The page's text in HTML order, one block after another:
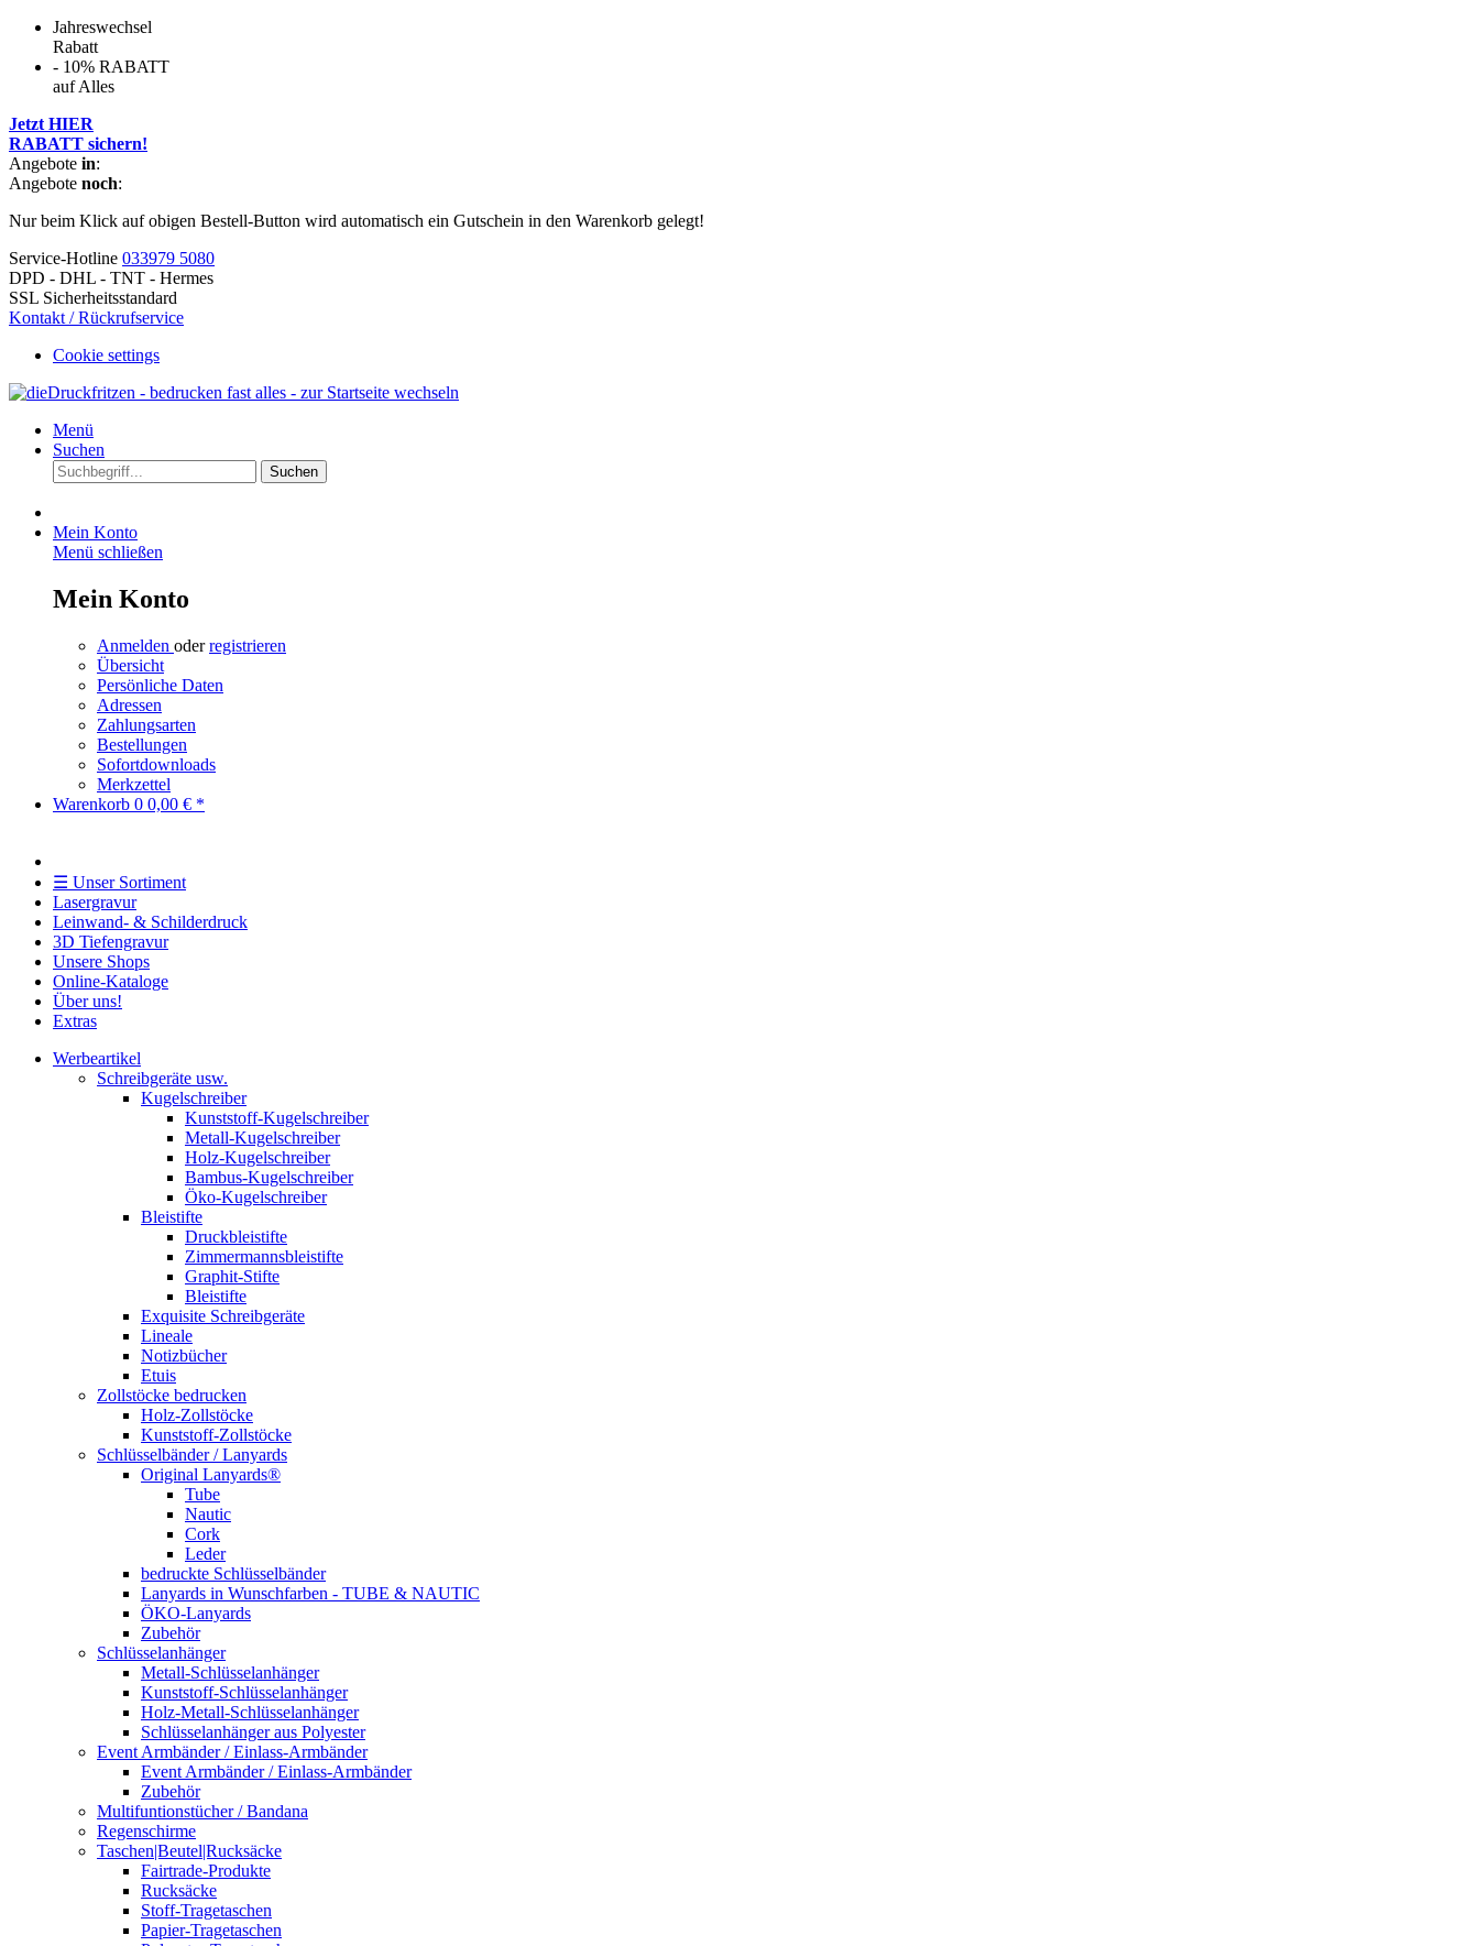
Jahreswechsel
Rabatt
- 10% RABATT
auf Alles
Jetzt HIER
RABATT sichern!
Angebote in:
Angebote noch:
Nur beim Klick auf obigen Bestell-Button wird automatisch ein Gutschein in den Warenkorb gelegt!
Service-Hotline 033979 5080
DPD - DHL - TNT - Hermes
SSL Sicherheitsstandard
Kontakt / Rückrufservice
Cookie settings
Menü
Suchen
Suchen
Mein Konto
Menü schließen
Mein Konto
Anmelden oderregistrieren
Übersicht
Persönliche Daten
Adressen
Zahlungsarten
Bestellungen
Sofortdownloads
Merkzettel
Warenkorb 0 0,00 € *
☰ Unser Sortiment
Lasergravur
Leinwand- & Schilderdruck
3D Tiefengravur
Unsere Shops
Online-Kataloge
Über uns!
Extras
Werbeartikel
Schreibgeräte usw.
Kugelschreiber
Kunststoff-Kugelschreiber
Metall-Kugelschreiber
Holz-Kugelschreiber
Bambus-Kugelschreiber
Öko-Kugelschreiber
Bleistifte
Druckbleistifte
Zimmermannsbleistifte
Graphit-Stifte
Bleistifte
Exquisite Schreibgeräte
Lineale
Notizbücher
Etuis
Zollstöcke bedrucken
Holz-Zollstöcke
Kunststoff-Zollstöcke
Schlüsselbänder / Lanyards
Original Lanyards®
Tube
Nautic
Cork
Leder
bedruckte Schlüsselbänder
Lanyards in Wunschfarben - TUBE & NAUTIC
ÖKO-Lanyards
Zubehör
Schlüsselanhänger
Metall-Schlüsselanhänger
Kunststoff-Schlüsselanhänger
Holz-Metall-Schlüsselanhänger
Schlüsselanhänger aus Polyester
Event Armbänder / Einlass-Armbänder
Event Armbänder / Einlass-Armbänder
Zubehör
Multifuntionstücher / Bandana
Regenschirme
Taschen|Beutel|Rucksäcke
Fairtrade-Produkte
Rucksäcke
Stoff-Tragetaschen
Papier-Tragetaschen